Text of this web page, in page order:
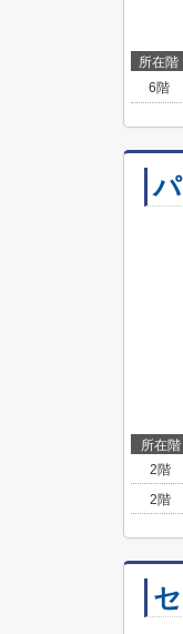
所在階
6階
所在階
2階
2階